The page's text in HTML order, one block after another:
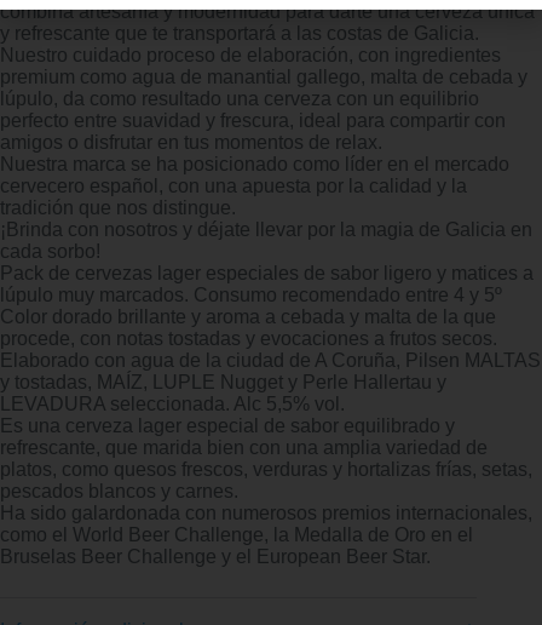
combina artesanía y modernidad para darte una cerveza única
y refrescante que te transportará a las costas de Galicia.
Nuestro cuidado proceso de elaboración, con ingredientes
premium como agua de manantial gallego, malta de cebada y
lúpulo, da como resultado una cerveza con un equilibrio
perfecto entre suavidad y frescura, ideal para compartir con
amigos o disfrutar en tus momentos de relax.
Nuestra marca se ha posicionado como líder en el mercado
cervecero español, con una apuesta por la calidad y la
tradición que nos distingue.
¡Brinda con nosotros y déjate llevar por la magia de Galicia en
cada sorbo!
Pack de cervezas lager especiales de sabor ligero y matices a
lúpulo muy marcados. Consumo recomendado entre 4 y 5º
Color dorado brillante y aroma a cebada y malta de la que
procede, con notas tostadas y evocaciones a frutos secos.
Elaborado con agua de la ciudad de A Coruña, Pilsen MALTAS
y tostadas, MAÍZ, LUPLE Nugget y Perle Hallertau y
LEVADURA seleccionada. Alc 5,5% vol.
Es una cerveza lager especial de sabor equilibrado y
refrescante, que marida bien con una amplia variedad de
platos, como quesos frescos, verduras y hortalizas frías, setas,
pescados blancos y carnes.
Ha sido galardonada con numerosos premios internacionales,
como el World Beer Challenge, la Medalla de Oro en el
Bruselas Beer Challenge y el European Beer Star.